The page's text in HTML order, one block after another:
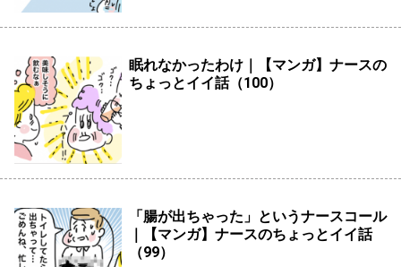
眠れなかったわけ｜【マンガ】ナースの
ちょっとイイ話（100）
「腸が出ちゃった」というナースコール
｜【マンガ】ナースのちょっとイイ話
（99）